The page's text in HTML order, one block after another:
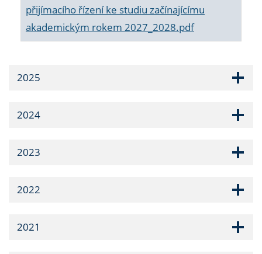
přijímacího řízení ke studiu začínajícímu
akademickým rokem 2027_2028.pdf
2025
2024
2023
2022
2021